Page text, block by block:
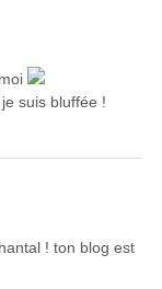
suis bluffée !
! ton blog est